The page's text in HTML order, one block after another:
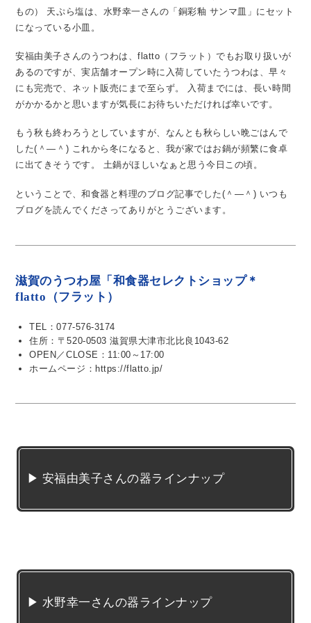
もの）
天ぷら塩は、水野幸一さんの「銅彩釉 サンマ皿」にセット
になっている小皿。
安福由美子さんのうつわは、flatto（フラット）でもお取り扱いが
あるのですが、実店舗オープン時に入荷していたうつわは、早々
にも完売で、ネット販売にまで至らず。
入荷までには、長い時間
がかかるかと思いますが気長にお待ちいただければ幸いです。
もう秋も終わろうとしていますが、なんとも秋らしい晩ごはんで
した(＾―＾) これから冬になると、我が家ではお鍋が頻繁に食卓
に出てきそうです。
土鍋がほしいなぁと思う今日この頃。
ということで、和食器と料理のブログ記事でした(＾―＾) いつも
ブログを読んでくださってありがとうございます。
滋賀のうつわ屋「和食器セレクトショップ＊
flatto（フラット）
TEL：077-576-3174
住所：〒520-0503 滋賀県大津市北比良1043-62
OPEN／CLOSE：11:00～17:00
ホームページ：https://flatto.jp/
▶ 安福由美子さんの器ラインナップ
▶ 水野幸一さんの器ラインナップ